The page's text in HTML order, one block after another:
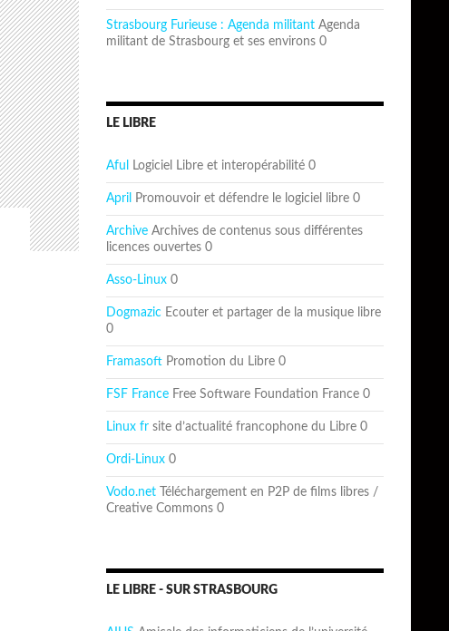
Strasbourg Furieuse : Agenda militant Agenda
militant de Strasbourg et ses environs 0
LE LIBRE
Aful Logiciel Libre et interopérabilité 0
April Promouvoir et défendre le logiciel libre 0
Archive Archives de contenus sous différentes
licences ouvertes 0
Asso-Linux 0
Dogmazic Ecouter et partager de la musique libre
0
Framasoft Promotion du Libre 0
FSF France Free Software Foundation France 0
Linux fr site d’actualité francophone du Libre 0
Ordi-Linux 0
Vodo.net Téléchargement en P2P de films libres /
Creative Commons 0
LE LIBRE - SUR STRASBOURG